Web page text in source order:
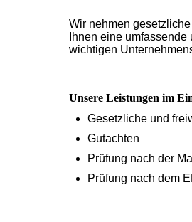
Wir nehmen
Ihnen eine
wichtigen
Unsere Leistungen im
Gesetzliche und
Gutachten
Prüfung nach der
Prüfung nach dem